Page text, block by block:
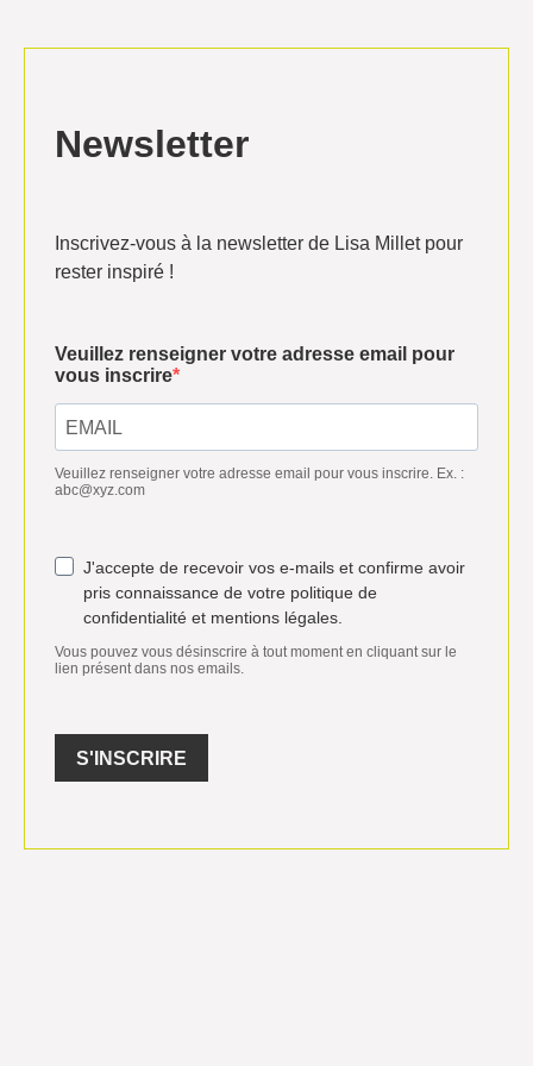
Newsletter
Inscrivez-vous à la newsletter de Lisa Millet pour
rester inspiré !
Veuillez renseigner votre adresse email pour
vous inscrire
Veuillez renseigner votre adresse email pour vous inscrire. Ex. :
abc@xyz.com
J'accepte de recevoir vos e-mails et confirme avoir
pris connaissance de votre politique de
confidentialité et mentions légales.
Vous pouvez vous désinscrire à tout moment en cliquant sur le
lien présent dans nos emails.
S'INSCRIRE